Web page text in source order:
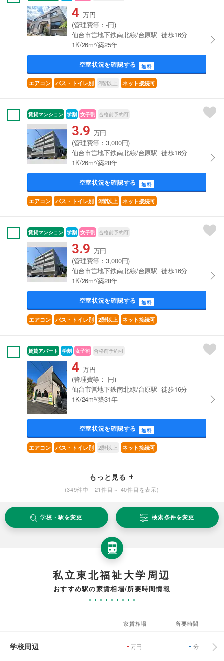
4 万円
(管理費等：-円)
仙台市営地下鉄南北線/台原駅 徒歩16分
1K/26m²/築25年
空室状況を確認する 無料
エアコン バス・トイレ別 2階以上 ネット接続可
賃貸マンション 学割 女子割 合格前予約可
3.9 万円
(管理費等：3,000円)
仙台市営地下鉄南北線/台原駅 徒歩16分
1K/26m²/築28年
空室状況を確認する 無料
エアコン バス・トイレ別 2階以上 ネット接続可
賃貸マンション 学割 女子割 合格前予約可
3.9 万円
(管理費等：3,000円)
仙台市営地下鉄南北線/台原駅 徒歩16分
1K/26m²/築28年
空室状況を確認する 無料
エアコン バス・トイレ別 2階以上 ネット接続可
賃貸アパート 学割 女子割 合格前予約可
4 万円
(管理費等：-円)
仙台市営地下鉄南北線/台原駅 徒歩16分
1K/24m²/築31年
空室状況を確認する 無料
エアコン バス・トイレ別 2階以上 ネット接続可
もっと見る
(349件中 21件目～ 40件目を表示)
学校・駅を変更 検索条件を変更
私立東北福祉大学周辺
おすすめ駅の家賃相場/所要時間情報
家賃相場 所要時間
学校周辺 - 万円 - 分